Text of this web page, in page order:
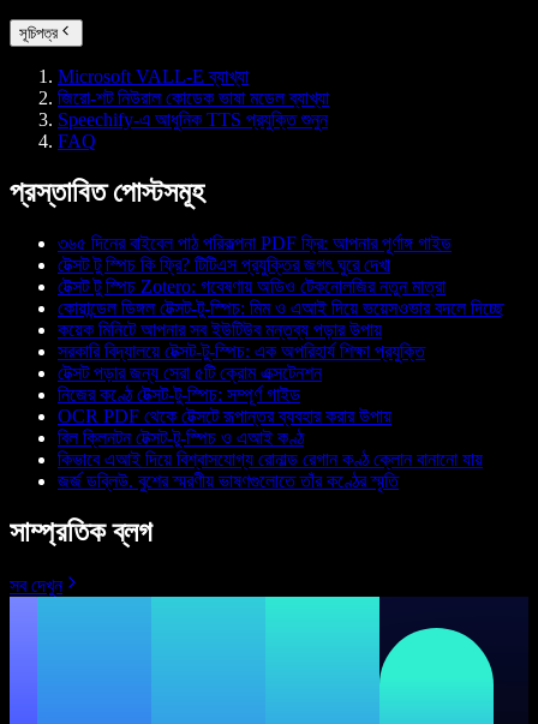
সূচিপত্র
Microsoft VALL-E ব্যাখ্যা
জিরো-শট নিউরাল কোডেক ভাষা মডেল ব্যাখ্যা
Speechify-এ আধুনিক TTS প্রযুক্তি শুনুন
FAQ
প্রস্তাবিত পোস্টসমূহ
৩৬৫ দিনের বাইবেল পাঠ পরিকল্পনা PDF ফ্রি: আপনার পূর্ণাঙ্গ গাইড
টেক্সট টু স্পিচ কি ফ্রি? টিটিএস প্রযুক্তির জগৎ ঘুরে দেখা
টেক্সট টু স্পিচ Zotero: গবেষণায় অডিও টেকনোলজির নতুন মাত্রা
কোয়ান্ডেল ডিঙ্গল টেক্সট-টু-স্পিচ: মিম ও এআই দিয়ে ভয়েসওভার বদলে দিচ্ছে
কয়েক মিনিটে আপনার সব ইউটিউব মন্তব্য পড়ার উপায়
সরকারি বিদ্যালয়ে টেক্সট-টু-স্পিচ: এক অপরিহার্য শিক্ষা প্রযুক্তি
টেক্সট পড়ার জন্য সেরা ৫টি ক্রোম এক্সটেনশন
নিজের কণ্ঠে টেক্সট-টু-স্পিচ: সম্পূর্ণ গাইড
OCR PDF থেকে টেক্সটে রূপান্তর ব্যবহার করার উপায়
বিল ক্লিনটন টেক্সট-টু-স্পিচ ও এআই কণ্ঠ
কিভাবে এআই দিয়ে বিশ্বাসযোগ্য রোনাল্ড রেগান কণ্ঠ ক্লোন বানানো যায়
জর্জ ডব্লিউ. বুশের স্মরণীয় ভাষণগুলোতে তাঁর কণ্ঠের স্মৃতি
সাম্প্রতিক ব্লগ
সব দেখুন